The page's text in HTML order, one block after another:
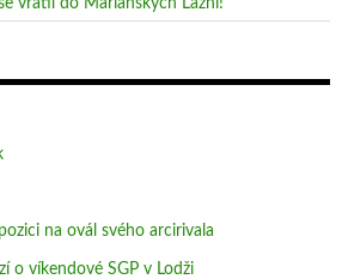
na ovál svého arcirivala
o víkendové SGP v Lodži